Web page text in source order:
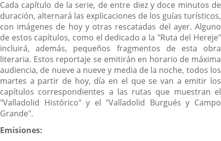
Cada capítulo de la serie, de entre diez y doce minutos de
duración, alternará las explicaciones de los guías turísticos,
con imágenes de hoy y otras rescatadas del ayer. Alguno
de estos capítulos, como el dedicado a la "Ruta del Hereje"
incluirá, además, pequeños fragmentos de esta obra
literaria. Estos reportaje se emitirán en horario de máxima
audiencia, de nueve a nueve y media de la noche, todos los
martes a partir de hoy, día en el que se van a emitir los
capítulos correspondientes a las rutas que muestran el
"Valladolid Histórico" y el "Valladolid Burgués y Campo
Grande".
Emisiones: